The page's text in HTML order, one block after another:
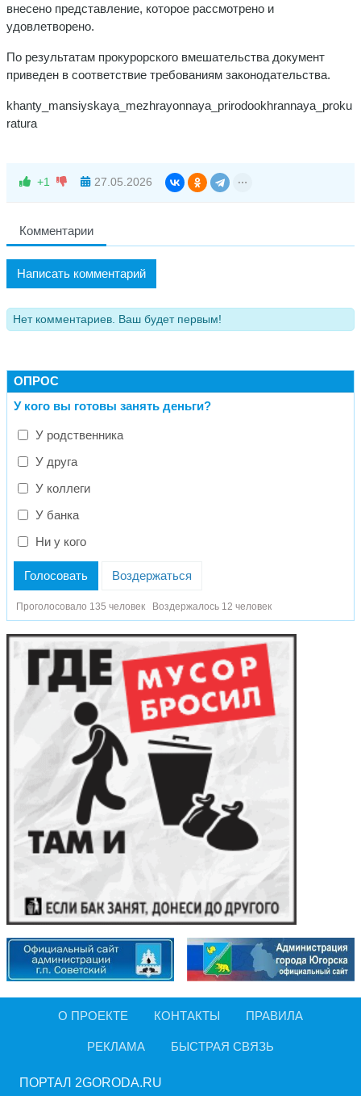
внесено представление, которое рассмотрено и
удовлетворено.
По результатам прокурорского вмешательства документ
приведен в соответствие требованиям законодательства.
khanty_mansiyskaya_mezhrayonnaya_prirodookhrannaya_proku
ratura
+1 27.05.2026
Комментарии
Написать комментарий
Нет комментариев. Ваш будет первым!
ОПРОС
У кого вы готовы занять деньги?
У родственника
У друга
У коллеги
У банка
Ни у кого
Голосовать Воздержаться
Проголосовало 135 человек Воздержалось 12 человек
О ПРОЕКТЕ КОНТАКТЫ ПРАВИЛА
РЕКЛАМА БЫСТРАЯ СВЯЗЬ
ПОРТАЛ 2GORODA.RU